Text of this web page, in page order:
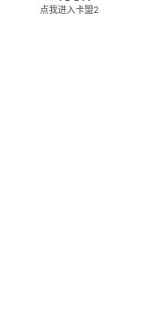
点我进入卡盟2